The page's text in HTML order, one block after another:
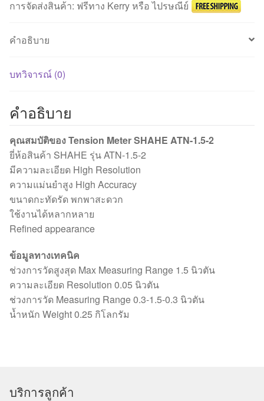
ขนาด
นิ
(แบบ
ชิ้น
การจัดส่งสินค้า: ฟรีทาง Kerry หรือ ไปรษณีย์
คำอธิบาย
บทวิจารณ์ (0)
คำอธิบาย
คุณสมบัติของ Tension Meter SHAHE ATN-1.5-2
ยี่ห้อสินค้า SHAHE รุ่น ATN-1.5-2
มีความละเอียด High Resolution
ความแม่นยำสูง High Accuracy
ขนาดกะทัดรัด พกพาสะดวก
ใช้งานได้หลากหลาย
Refined appearance
ข้อมูลทางเทคนิค
ช่วงการวัดสูงสุด Max Measuring Range 1.5 นิวตัน
ความละเอียด Resolution 0.05 นิวตัน
ช่วงการวัด Measuring Range 0.3-1.5-0.3 นิวตัน
น้ำหนัก Weight 0.25 กิโลกรัม
บริการลูกค้า